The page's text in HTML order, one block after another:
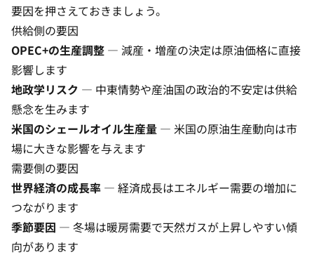
要因を押さえておきましょう。
供給側の要因
OPEC+の生産調整 — 減産・増産の決定は原油価格に直接
影響します
地政学リスク — 中東情勢や産油国の政治的不安定は供給
懸念を生みます
米国のシェールオイル生産量 — 米国の原油生産動向は市
場に大きな影響を与えます
需要側の要因
世界経済の成長率 — 経済成長はエネルギー需要の増加に
つながります
季節要因 — 冬場は暖房需要で天然ガスが上昇しやすい傾
向があります